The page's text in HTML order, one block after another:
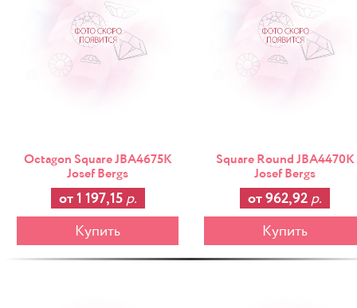
Octagon Square JBA4675K
Josef Bergs
от 1 197,15 р.
Купить
Square Round JBA4470K
Josef Bergs
от 962,92 р.
Купить